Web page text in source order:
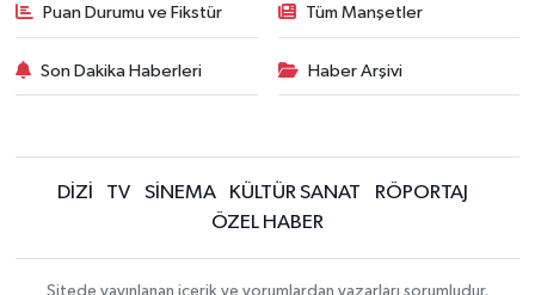
Puan Durumu ve Fikstür Tüm Manşetler
Son Dakika Haberleri Haber Arşivi
DİZİ TV SİNEMA KÜLTÜR SANAT
RÖPORTAJ
ÖZEL HABER
Sitede yayınlanan içerik ve yorumlardan yazarları sorumludur.